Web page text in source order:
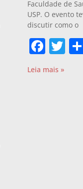
Faculdade de
USP. O evento
discutir como o
Leia mais »